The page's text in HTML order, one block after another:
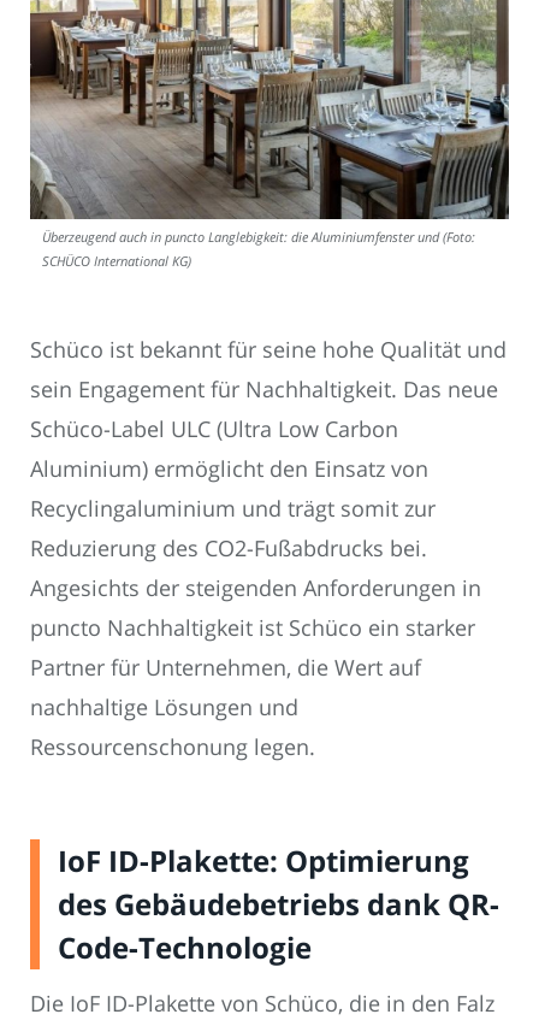
Überzeugend auch in puncto Langlebigkeit: die Aluminiumfenster und (Foto:
SCHÜCO International KG)
Schüco ist bekannt für seine hohe Qualität und
sein Engagement für Nachhaltigkeit. Das neue
Schüco-Label ULC (Ultra Low Carbon
Aluminium) ermöglicht den Einsatz von
Recyclingaluminium und trägt somit zur
Reduzierung des CO2-Fußabdrucks bei.
Angesichts der steigenden Anforderungen in
puncto Nachhaltigkeit ist Schüco ein starker
Partner für Unternehmen, die Wert auf
nachhaltige Lösungen und
Ressourcenschonung legen.
IoF ID-Plakette: Optimierung
des Gebäudebetriebs dank QR-
Code-Technologie
Die IoF ID-Plakette von Schüco, die in den Falz